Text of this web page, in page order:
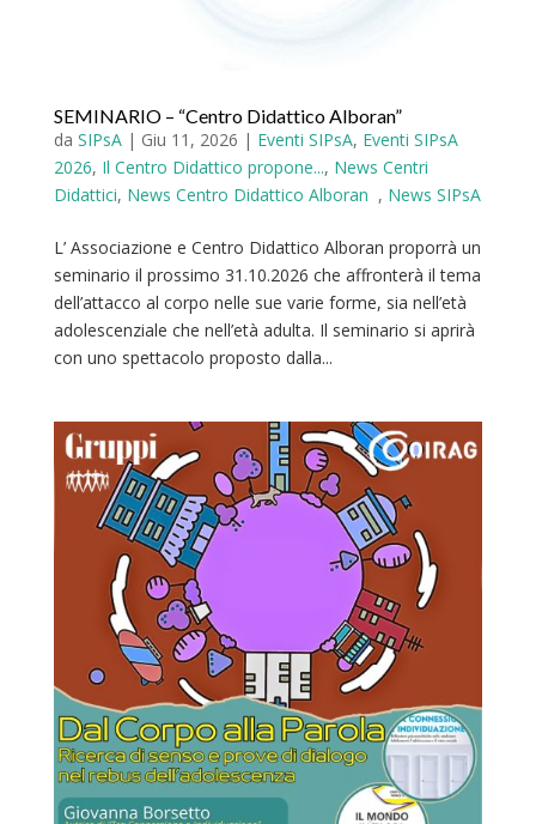
SEMINARIO – “Centro Didattico Alboran”
da SIPsA| Giu 11, 2026 | Eventi SIPsA, Eventi SIPsA
2026, Il Centro Didattico propone..., News Centri
Didattici, News Centro Didattico Alboran , News SIPsA
L’ Associazione e Centro Didattico Alboran proporrà un
seminario il prossimo 31.10.2026 che affronterà il tema
dell’attacco al corpo nelle sue varie forme, sia nell’età
adolescenziale che nell’età adulta. Il seminario si aprirà
con uno spettacolo proposto dalla...